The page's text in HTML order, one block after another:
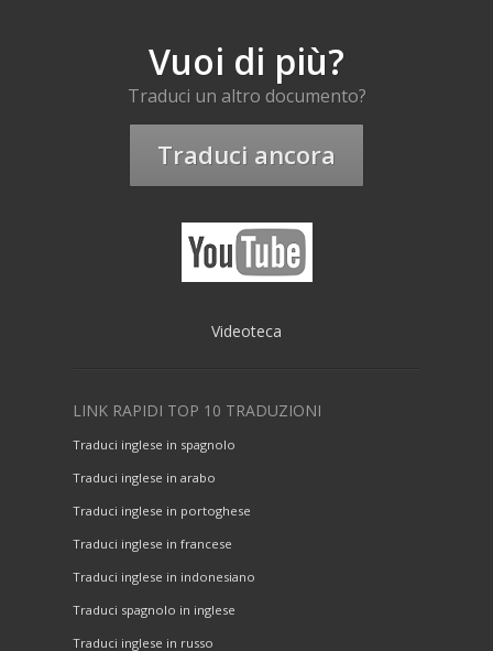
Vuoi di più?
Traduci un altro documento?
Traduci ancora
Videoteca
LINK RAPIDI TOP 10 TRADUZIONI
Traduci inglese in spagnolo
Traduci inglese in arabo
Traduci inglese in portoghese
Traduci inglese in francese
Traduci inglese in indonesiano
Traduci spagnolo in inglese
Traduci inglese in russo